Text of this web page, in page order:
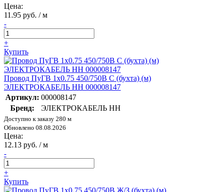
Цена:
11.95 руб. / м
-
+
Купить
Провод ПуГВ 1х0.75 450/750В С (бухта) (м)
ЭЛЕКТРОКАБЕЛЬ НН 000008147
Артикул: 000008147
Бренд:
ЭЛЕКТРОКАБЕЛЬ НН
Доступно к заказу 280 м
Обновлено 08.08.2026
Цена:
12.13 руб. / м
-
+
Купить